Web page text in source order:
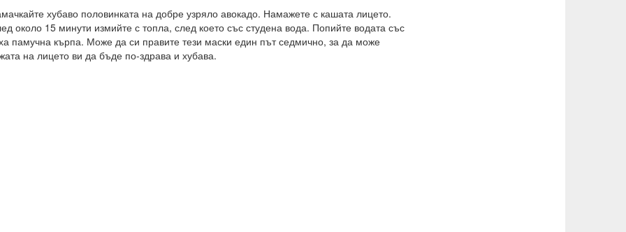
хубаво половинката на добре узряло авокадо. Намажете с кашата лицето.
около 15 минути измийте с топла, след което със студена вода. Попийте водата със
памучна кърпа. Може да си правите тези маски един път седмично, за да може
на лицето ви да бъде по-здрава и хубава.